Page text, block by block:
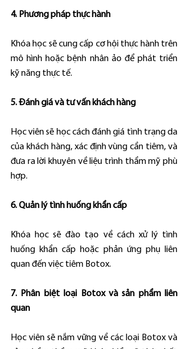
4. Phương pháp thực hành
Khóa học sẽ cung cấp cơ hội thực hành trên
mô hình hoặc bệnh nhân ảo để phát triển
kỹ năng thực tế.
5. Đánh giá và tư vấn khách hàng
Học viên sẽ học cách đánh giá tình trạng da
của khách hàng, xác định vùng cần tiêm, và
đưa ra lời khuyên về liệu trình thẩm mỹ phù
hợp.
6. Quản lý tình huống khẩn cấp
Khóa học sẽ đào tạo về cách xử lý tình
huống khẩn cấp hoặc phản ứng phụ liên
quan đến việc tiêm Botox.
7. Phân biệt loại Botox và sản phẩm liên
quan
Học viên sẽ nắm vững về các loại Botox và